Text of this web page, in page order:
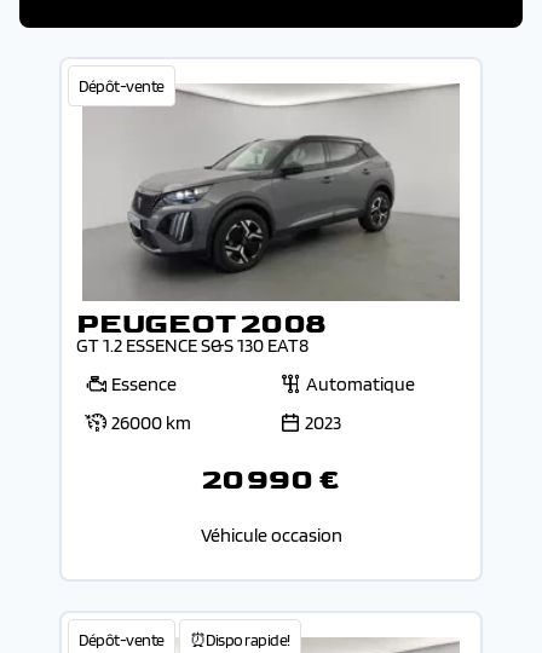
Dépôt-vente
PEUGEOT 2008
GT 1.2 ESSENCE S&S 130 EAT8
Essence
Automatique
26000 km
2023
20 990 €
Véhicule occasion
Dépôt-vente ⏰Dispo rapide!